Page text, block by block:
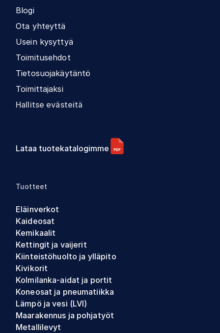
Blogi
Ota yhteyttä
Usein kysyttyä
Toimitusehdot
Tietosuojakäytäntö
Toimittajaksi
Hallitse evästeitä
Lataa tuotekatalogimme
Tuotteet
Eläinverkot
Kaideosat
Kemikaalit
Kettingit ja vaijerit
Kiinteistöhuolto ja ylläpito
Kivikorit
Kolmilanka-aidat ja portit
Koneosat ja pneumatiikka
Lämpö ja vesi (LVI)
Maarakennus ja pohjatyöt
Metallilevyt